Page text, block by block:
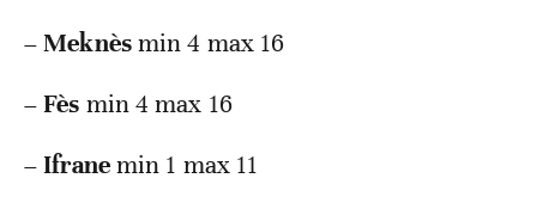
–Meknèsmin 4 max 16
–Fès min 4 max 16
–Ifranemin 1 max 11